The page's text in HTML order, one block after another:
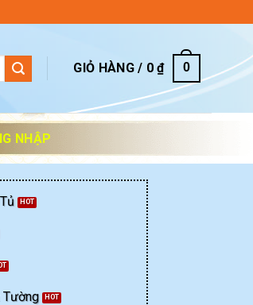
GIỎ HÀNG / 0₫ 0
NHẬP
Tường